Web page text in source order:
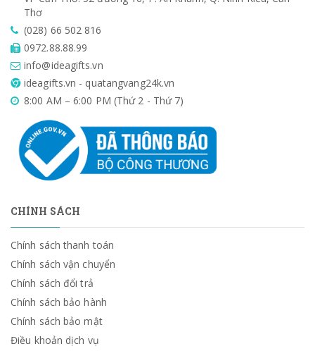
Thơ
(028) 66 502 816
0972.88.88.99
info@ideagifts.vn
ideagifts.vn - quatangvang24k.vn
8:00 AM – 6:00 PM (Thứ 2 - Thứ 7)
CHÍNH SÁCH
Chính sách thanh toán
Chính sách vận chuyển
Chính sách đổi trả
Chính sách bảo hành
Chính sách bảo mật
Điều khoản dịch vụ